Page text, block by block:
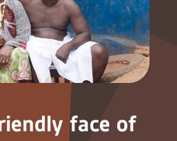
face of